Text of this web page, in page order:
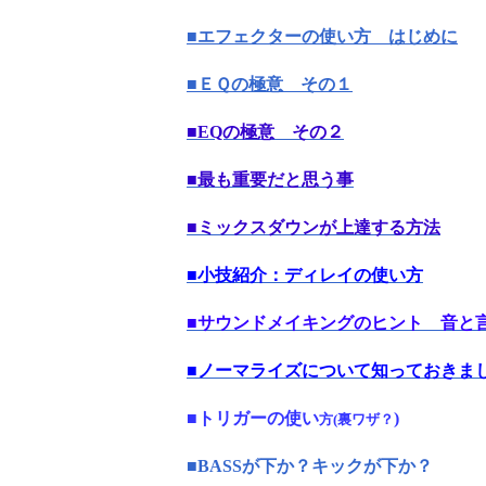
■エフェクターの使い方 はじめに
■ＥＱの極意 その１
■EQの極意 その２
■最も重要だと思う事
■ミックスダウンが上達する方法
■小技紹介：ディレイの使い方
■サウンドメイキングのヒント 音と
■ノーマライズについて知っておきま
■トリガーの使い方(裏ワザ？ )
■BASSが下か？キックが下か？